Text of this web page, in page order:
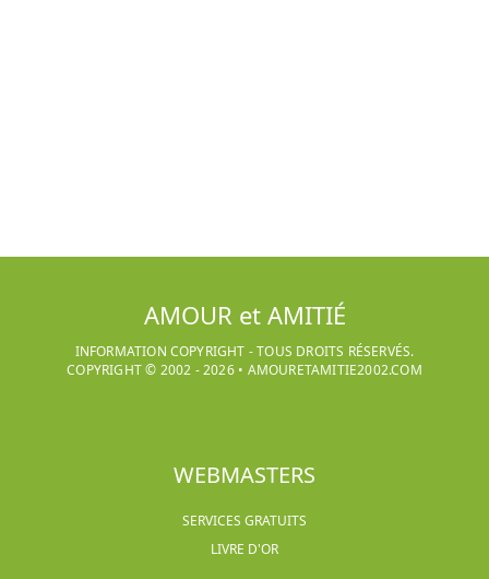
AMOUR et AMITIÉ
INFORMATION COPYRIGHT - TOUS DROITS RÉSERVÉS.
COPYRIGHT © 2002 -2026• AMOURETAMITIE2002.COM
WEBMASTERS
SERVICES GRATUITS
LIVRE D'OR